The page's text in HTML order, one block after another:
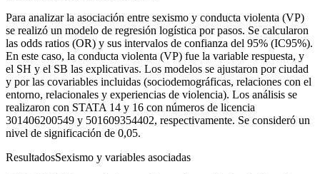
Para analizar la asociación entre sexismo y conducta violenta (VP)
se realizó un modelo de regresión logística por pasos. Se calcularon
las odds ratios (OR) y sus intervalos de confianza del 95% (IC95%).
En este caso, la conducta violenta (VP) fue la variable respuesta, y
el SH y el SB las explicativas. Los modelos se ajustaron por ciudad
y por las covariables incluidas (sociodemográficas, relaciones con el
entorno, relacionales y experiencias de violencia). Los análisis se
realizaron con STATA 14 y 16 con números de licencia
301406200549 y 501609354402, respectivamente. Se consideró un
nivel de significación de 0,05.
ResultadosSexismo y variables asociadas